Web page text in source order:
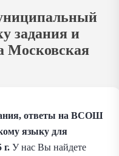
задания и
Московская
ответы на ВСОШ
языку для
г. У нас Вы найдете